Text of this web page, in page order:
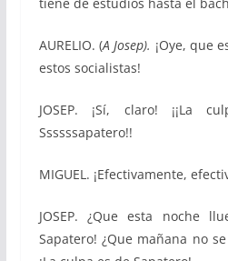
AURELIO. (A Josep). ¡Oye, que
estos socialistas!
JOSEP. ¡Sí, claro! ¡¡La
Ssssssapatero!!
MIGUEL. ¡Efectivamente,
JOSEP. ¿Que esta noche
Sapatero! ¿Que mañana no